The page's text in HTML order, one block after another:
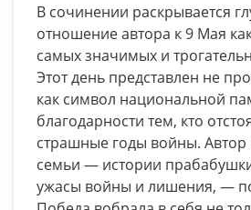
В сочинении раскрывается
отношение автора к 9 Мая
самых значимых и
Этот день представлен не
как символ национальной
благодарности тем, кто
страшные годы войны.
семьи — истории
ужасы войны и лишения, —